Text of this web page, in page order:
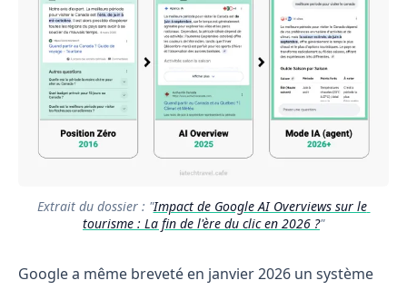
Extrait du dossier : "Impact de Google AI Overviews sur le
tourisme : La fin de l'ère du clic en 2026 ?"
Google a même breveté en janvier 2026 un système